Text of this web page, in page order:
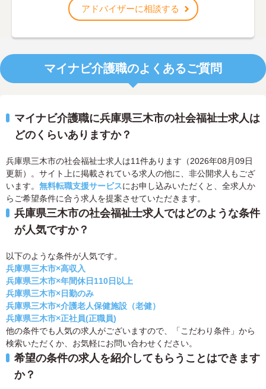
アドバイザーに相談する
マイナビ介護職のよくあるご質問
マイナビ介護職に兵庫県三木市の社会福祉士求人は
どのくらいありますか？
兵庫県三木市の社会福祉士求人は11件あります（2026年08月09日
更新）。サイト上に掲載されている求人の他に、非公開求人もござ
います。 無料転職支援サービスにお申し込みいただくと、全求人か
らご希望条件に合う求人を提案させていただきます。
兵庫県三木市の社会福祉士求人ではどのような条件
が人気ですか？
以下のような条件が人気です。
兵庫県三木市×高収入
兵庫県三木市×年間休日110日以上
兵庫県三木市×日勤のみ
兵庫県三木市×介護老人保健施設（老健）
兵庫県三木市×正社員(正職員)
他の条件でも人気の求人がございますので、「こだわり条件」から
検索いただくか、お気軽にお問い合わせください。
希望の条件の求人を紹介してもらうことはできます
か？